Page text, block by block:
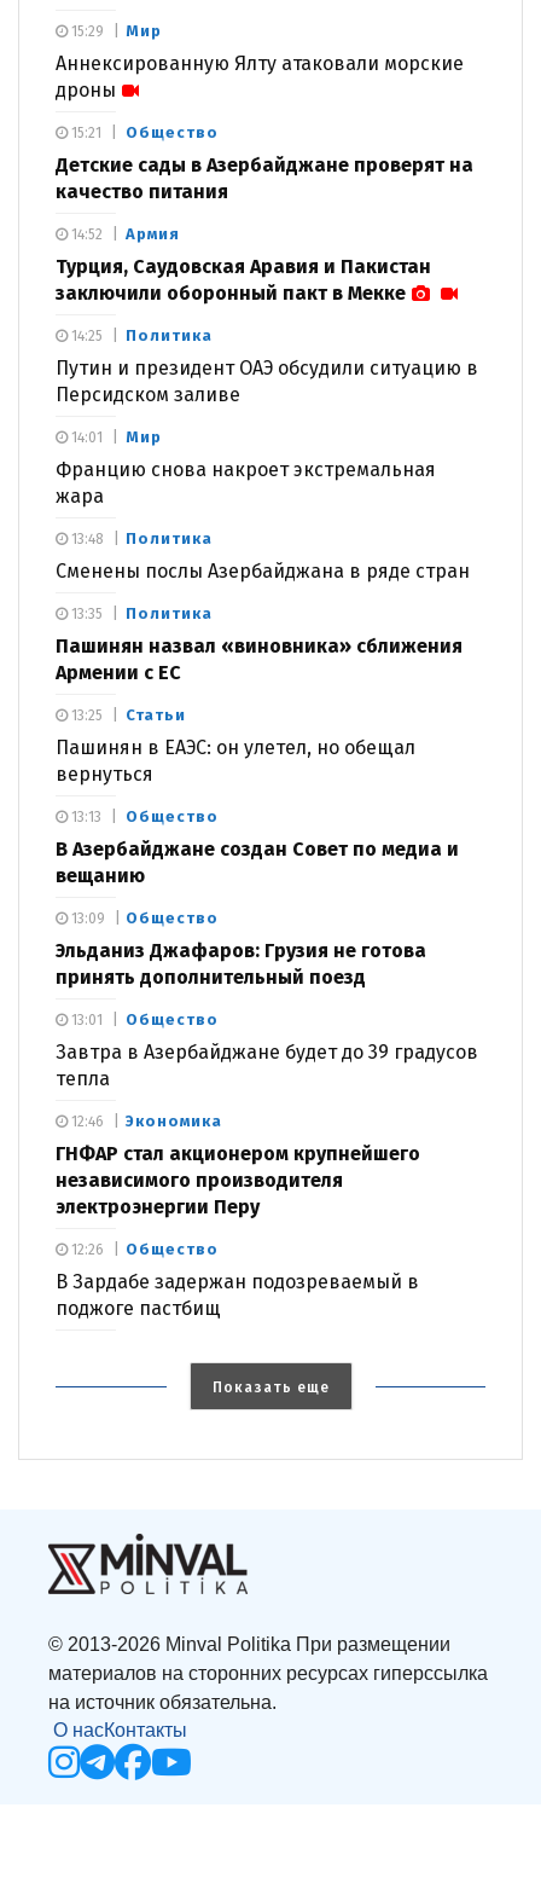
Мир
Аннексированную Ялту атаковали морские
дроны
15:29
Общество
Детские сады в Азербайджане проверят на
качество питания
15:21
Армия
Турция, Саудовская Аравия и Пакистан
заключили оборонный пакт в Мекке
14:52
Политика
Путин и президент ОАЭ обсудили ситуацию в
Персидском заливе
14:25
Мир
Францию снова накроет экстремальная
жара
14:01
Политика
Сменены послы Азербайджана в ряде стран
13:48
Политика
Пашинян назвал «виновника» сближения
Армении с ЕС
13:35
Статьи
Пашинян в ЕАЭС: он улетел, но обещал
вернуться
13:25
Общество
В Азербайджане создан Совет по медиа и
вещанию
13:13
Общество
Эльданиз Джафаров: Грузия не готова
принять дополнительный поезд
13:09
Общество
Завтра в Азербайджане будет до 39 градусов
тепла
13:01
Экономика
ГНФАР стал акционером крупнейшего
независимого производителя
электроэнергии Перу
12:46
Общество
В Зардабе задержан подозреваемый в
поджоге пастбищ
12:26
Показать еще
© 2013-2026 Minval Politika При размещении
материалов на сторонних ресурсах гиперссылка
на источник обязательна.
О насКонтакты